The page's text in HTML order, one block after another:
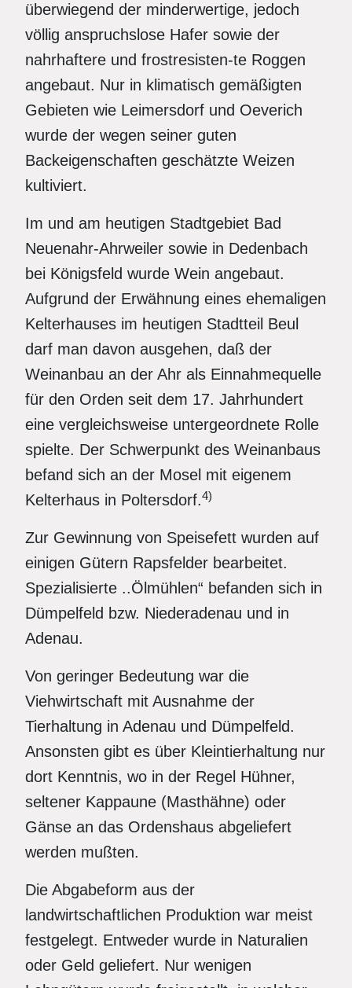
überwiegend der minderwertige, jedoch
völlig anspruchslose Hafer sowie der
nahrhaftere und frostresisten-te Roggen
angebaut. Nur in klimatisch gemäßigten
Gebieten wie Leimersdorf und Oeverich
wurde der wegen seiner guten
Backeigenschaften geschätzte Weizen
kultiviert.
Im und am heutigen Stadtgebiet Bad
Neuenahr-Ahrweiler sowie in Dedenbach
bei Königsfeld wurde Wein angebaut.
Aufgrund der Erwähnung eines ehemaligen
Kelterhauses im heutigen Stadtteil Beul
darf man davon ausgehen, daß der
Weinanbau an der Ahr als Einnahmequelle
für den Orden seit dem 17. Jahrhundert
eine vergleichsweise untergeordnete Rolle
spielte. Der Schwerpunkt des Weinanbaus
befand sich an der Mosel mit eigenem
Kelterhaus in Poltersdorf.4)
Zur Gewinnung von Speisefett wurden auf
einigen Gütern Rapsfelder bearbeitet.
Spezialisierte ..Ölmühlen“ befanden sich in
Dümpelfeld bzw. Niederadenau und in
Adenau.
Von geringer Bedeutung war die
Viehwirtschaft mit Ausnahme der
Tierhaltung in Adenau und Dümpelfeld.
Ansonsten gibt es über Kleintierhaltung nur
dort Kenntnis, wo in der Regel Hühner,
seltener Kappaune (Masthähne) oder
Gänse an das Ordenshaus abgeliefert
werden mußten.
Die Abgabeform aus der
landwirtschaftlichen Produktion war meist
festgelegt. Entweder wurde in Naturalien
oder Geld geliefert. Nur wenigen